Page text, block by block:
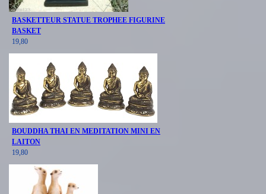
BASKETTEUR STATUE TROPHEE FIGURINE
BASKET
19,80
BOUDDHA THAI EN MEDITATION MINI EN
LAITON
19,80